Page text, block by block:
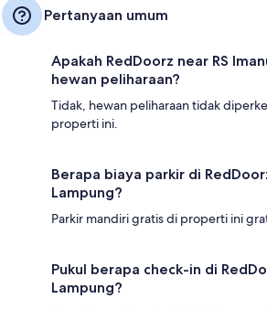
Pertanyaan umum
Apakah RedDoorz near RS
hewan peliharaan?
Tidak, hewan peliharaan tidak
properti ini.
Berapa biaya parkir di
Lampung?
Parkir mandiri gratis di properti ini
Pukul berapa check-in di
Lampung?